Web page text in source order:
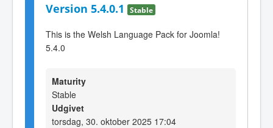
Version 5.4.0.1 Stable
This is the Welsh Language Pack for Joomla!
5.4.0
Maturity
Stable
Udgivet
torsdag, 30. oktober 2025 17:04